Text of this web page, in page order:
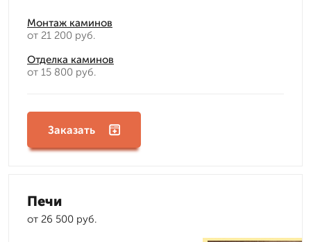
Монтаж каминов
от 21 200 руб.
Отделка каминов
от 15 800 руб.
Заказать
Печи
от 26 500 руб.